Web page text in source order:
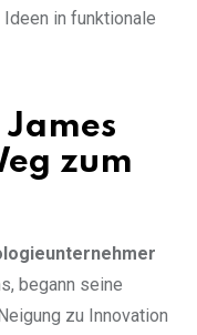
in funktionale
zum
begann seine
zu Innovation